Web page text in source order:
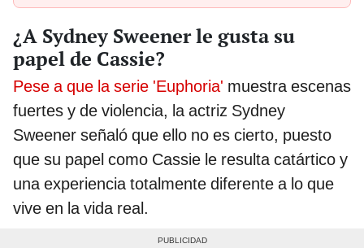
¿A Sydney Sweener le gusta su
papel de Cassie?
Pese a que la serie 'Euphoria' muestra escenas
fuertes y de violencia, la actriz Sydney
Sweener señaló que ello no es cierto, puesto
que su papel como Cassie le resulta catártico y
una experiencia totalmente diferente a lo que
vive en la vida real.